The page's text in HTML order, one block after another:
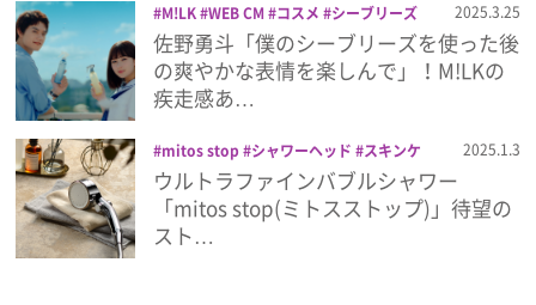
M!LK WEB CM コスメ
シーブリーズ
ビューティー ボディケア 佐野勇斗
美容
2025.3.25
佐野勇斗「僕のシーブリーズを使った後
の爽やかな表情を楽しんで」！M!LKの
疾走感あ…
mitos stop シャワーヘッド
スキンケ
ア プレゼント ボディケア 美容
2025.1.3
ウルトラファインバブルシャワー
「mitos stop(ミトスストップ)」待望の
スト…